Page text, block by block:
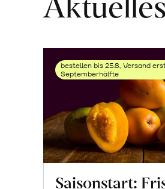
bestellen bis 25.8., Versand
Septemberhälfte
Saisonstart: